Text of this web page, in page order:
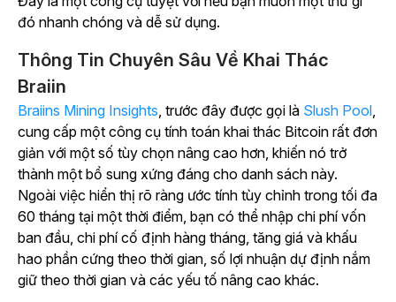
đó nhanh chóng và dễ sử dụng.
Thông Tin Chuyên Sâu Về Khai Thác
Braiin
Braiins Mining Insights, trước đây được gọi là Slush Pool,
cung cấp một công cụ tính toán khai thác Bitcoin rất đơn
giản với một số tùy chọn nâng cao hơn, khiến nó trở
thành một bổ sung xứng đáng cho danh sách này.
Ngoài việc hiển thị rõ ràng ước tính tùy chỉnh trong tối đa
60 tháng tại một thời điểm, bạn có thể nhập chi phí vốn
ban đầu, chi phí cố định hàng tháng, tăng giá và khấu
hao phần cứng theo thời gian, số lợi nhuận dự định nắm
giữ theo thời gian và các yếu tố nâng cao khác.